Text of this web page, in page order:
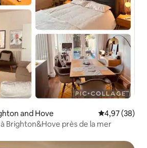
and Hove Évaluation
4,97 (38)
Brighton&Hove près de la mer